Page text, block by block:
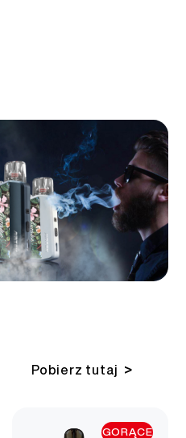
Pobierz tutaj >
GORĄCE